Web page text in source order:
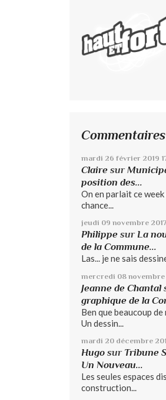
mardi 26 février 2019
Claire sur
position des...
On en parlait ce
chance...
jeudi 09 novembre 2017
Philippe sur La
de la Commune...
Las... je ne sais
mercredi 08 novembre
Jeanne de Chantal
graphique de la
Ben que beaucoup
Un dessin...
mardi 20 décembre
Hugo sur Tribune
Un Nouveau...
Les seules espaces
construction...